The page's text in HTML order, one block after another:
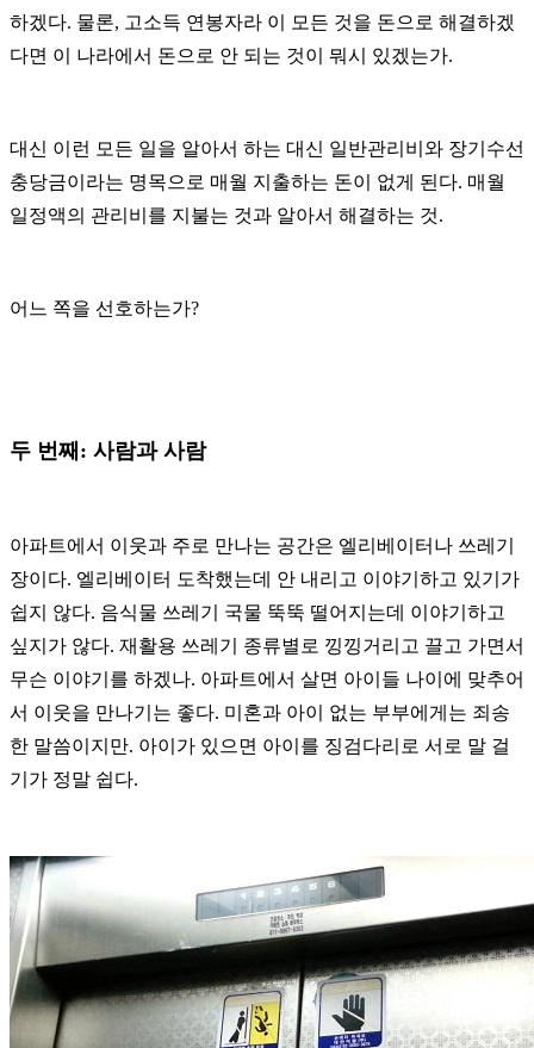
하겠다. 물론, 고소득 연봉자라 이 모든 것을 돈으로 해결하겠
다면 이 나라에서 돈으로 안 되는 것이 뭐시 있겠는가.
대신 이런 모든 일을 알아서 하는 대신 일반관리비와 장기수선
충당금이라는 명목으로 매월 지출하는 돈이 없게 된다. 매월
일정액의 관리비를 지불는 것과 알아서 해결하는 것.
어느 쪽을 선호하는가?
두 번째: 사람과 사람
아파트에서 이웃과 주로 만나는 공간은 엘리베이터나 쓰레기
장이다. 엘리베이터 도착했는데 안 내리고 이야기하고 있기가
쉽지 않다. 음식물 쓰레기 국물 뚝뚝 떨어지는데 이야기하고
싶지가 않다. 재활용 쓰레기 종류별로 낑낑거리고 끌고 가면서
무슨 이야기를 하겠나. 아파트에서 살면 아이들 나이에 맞추어
서 이웃을 만나기는 좋다. 미혼과 아이 없는 부부에게는 죄송
한 말씀이지만. 아이가 있으면 아이를 징검다리로 서로 말 걸
기가 정말 쉽다.